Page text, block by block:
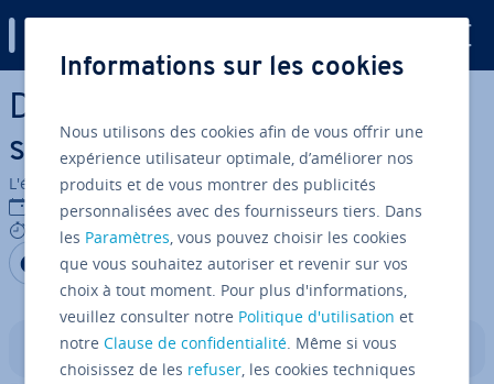
Aller au contenu principal
Définir la zone d’im­pres­sion
sous Excel
L'équipe édi­to­riale IONOS
28/09/2020
7 mins
Partager sur Facebook
Partager sur Twitter
Partager sur LinkedIn
Sommaire
Informations sur les cookies
Nous utilisons des cookies afin de vous offrir une
expérience utilisateur optimale, d’améliorer nos
produits et de vous montrer des publicités
personnalisées avec des fournisseurs tiers. Dans
les Paramètres, vous pouvez choisir les cookies
que vous souhaitez autoriser et revenir sur vos
choix à tout moment. Pour plus d'informations,
veuillez consulter notre Politique d'utilisation et
notreClause de confidentialité. Même si vous
choisissez de les refuser, les cookies techniques